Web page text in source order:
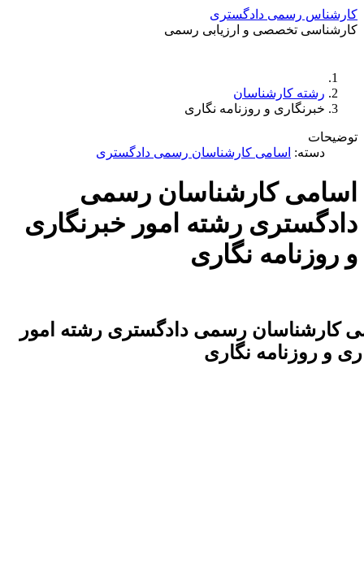
کارشناس رسمی دادگستری
کارشناسی تخصصی و ارزیابی رسمی
رشته کارشناسان
خبرنگاری و روزنامه نگاری
توضیحات
دسته: اسامی کارشناسان رسمی دادگستری
اسامی کارشناسان رسمی
دادگستری رشته امور خبرنگاری
و روزنامه نگاری